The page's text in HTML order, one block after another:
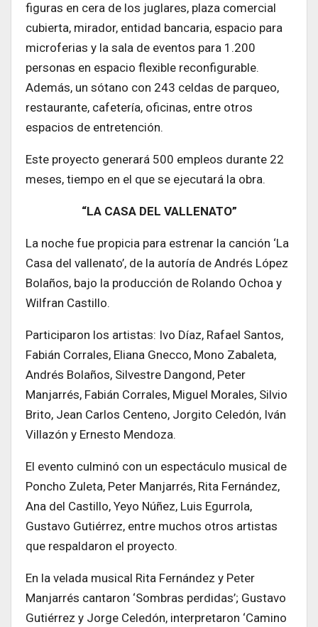
figuras en cera de los juglares, plaza comercial
cubierta, mirador, entidad bancaria, espacio para
microferias y la sala de eventos para 1.200
personas en espacio flexible reconfigurable.
Además, un sótano con 243 celdas de parqueo,
restaurante, cafetería, oficinas, entre otros
espacios de entretención.
Este proyecto generará 500 empleos durante 22
meses, tiempo en el que se ejecutará la obra.
“LA CASA DEL VALLENATO”
La noche fue propicia para estrenar la canción ‘La
Casa del vallenato’, de la autoría de Andrés López
Bolaños, bajo la producción de Rolando Ochoa y
Wilfran Castillo.
Participaron los artistas: Ivo Díaz, Rafael Santos,
Fabián Corrales, Eliana Gnecco, Mono Zabaleta,
Andrés Bolaños, Silvestre Dangond, Peter
Manjarrés, Fabián Corrales, Miguel Morales, Silvio
Brito, Jean Carlos Centeno, Jorgito Celedón, Iván
Villazón y Ernesto Mendoza.
El evento culminó con un espectáculo musical de
Poncho Zuleta, Peter Manjarrés, Rita Fernández,
Ana del Castillo, Yeyo Núñez, Luis Egurrola,
Gustavo Gutiérrez, entre muchos otros artistas
que respaldaron el proyecto.
En la velada musical Rita Fernández y Peter
Manjarrés cantaron ‘Sombras perdidas’; Gustavo
Gutiérrez y Jorge Celedón, interpretaron ‘Camino